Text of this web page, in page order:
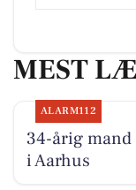
MEST
ALARM112
34-årig
i Aarhus